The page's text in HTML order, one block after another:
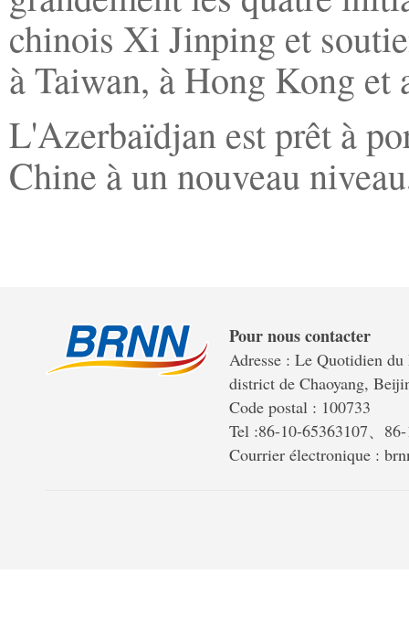
chinois Xi Jinping et
à Taiwan, à Hong Kong
L'Azerbaïdjan est prêt à
Chine à un nouveau
Pour nous contacter
Adresse : Le Quotidien
district de Chaoyang,
Code postal : 100733
Tel :86-10-65363107、
Courrier électronique :